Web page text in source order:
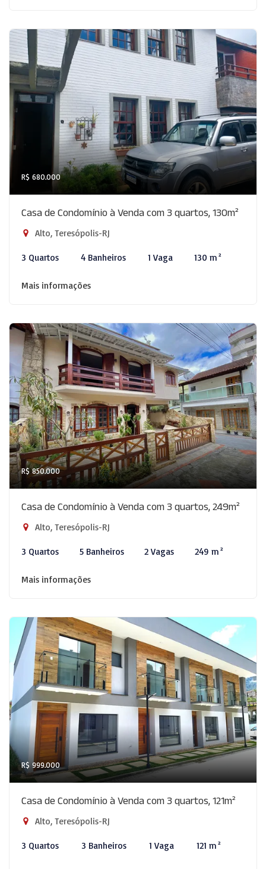
R$ 680.000
Casa de Condomínio à Venda com 3 quartos, 130m²
Alto, Teresópolis-RJ
3 Quartos 4 Banheiros 1 Vaga 130 m²
Mais informações
R$ 850.000
Casa de Condomínio à Venda com 3 quartos, 249m²
Alto, Teresópolis-RJ
3 Quartos 5 Banheiros 2 Vagas 249 m²
Mais informações
R$ 999.000
Casa de Condomínio à Venda com 3 quartos, 121m²
Alto, Teresópolis-RJ
3 Quartos 3 Banheiros 1 Vaga 121 m²